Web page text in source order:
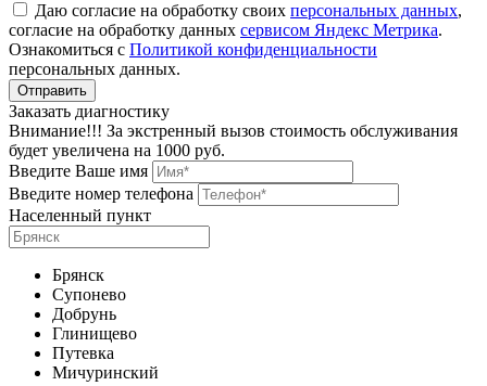
Даю согласие на обработку своих персональных данных,
согласие на обработку данных сервисом Яндекс Метрика.
Ознакомиться с Политикой конфиденциальности
персональных данных.
Заказать диагностику
Внимание!!! За экстренный вызов стоимость обслуживания
будет увеличена на 1000 руб.
Введите Ваше имя
Введите номер телефона
Населенный пункт
Брянск
Супонево
Добрунь
Глинищево
Путевка
Мичуринский